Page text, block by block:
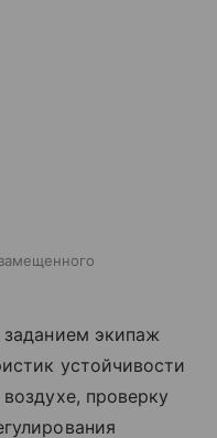
экипаж
устойчивости
проверку